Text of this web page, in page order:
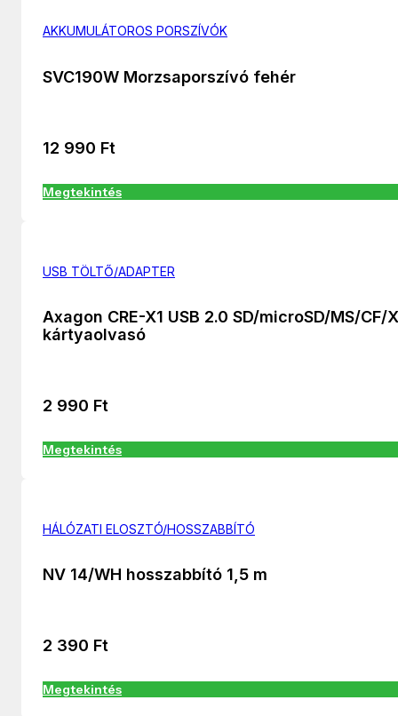
AKKUMULÁTOROS PORSZÍVÓK
SVC190W Morzsaporszívó fehér
12 990 Ft
Megtekintés
USB TÖLTŐ/ADAPTER
Axagon CRE-X1 USB 2.0 SD/microSD/MS/CF/
kártyaolvasó
2 990 Ft
Megtekintés
HÁLÓZATI ELOSZTÓ/HOSSZABBÍTÓ
NV 14/WH hosszabbító 1,5 m
2 390 Ft
Megtekintés